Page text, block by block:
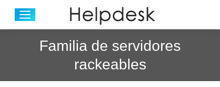
Familia de servidores
rackeables